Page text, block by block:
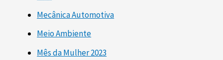
Mecânica Automotiva
Meio Ambiente
Mês da Mulher 2023